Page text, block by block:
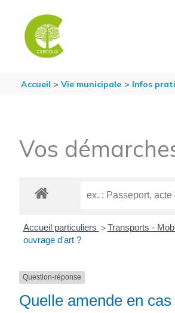
Accueil Vie municipale Infos
Vos
Accueil particuliers > Transports -
ouvrage d'art ?
Question-réponse
Quelle amende en